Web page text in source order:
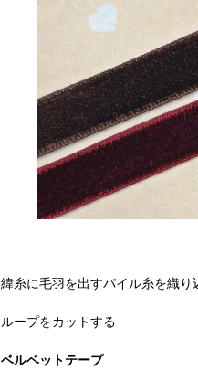
緯糸に毛羽を出すパイル糸を織り
ループをカットする
ベルベットテープ